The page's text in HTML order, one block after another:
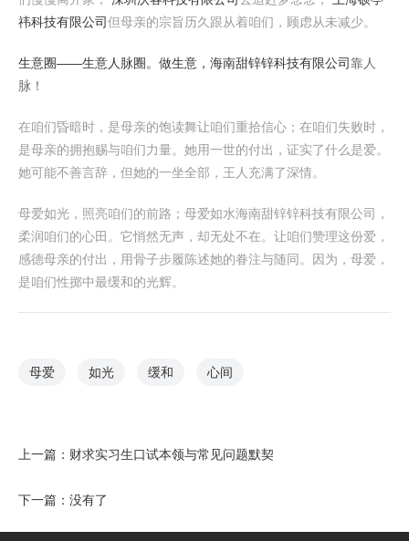
祎科技有限公司但母亲的宗旨历久跟从着咱们，顾虑从未减少。
生意圈——生意人脉圈。做生意， 海南甜锌锌科技有限公司靠人
脉！
在咱们昏暗时，是母亲的饱读舞让咱们重拾信心；在咱们失败时，
是母亲的拥抱赐与咱们力量。她用一世的付出，证实了什么是爱。
她可能不善言辞，但她的一坐全部，王人充满了深情。
母爱如光，照亮咱们的前路；母爱如水海南甜锌锌科技有限公司，
柔润咱们的心田。它悄然无声，却无处不在。让咱们赞理这份爱，
感德母亲的付出，用骨子步履陈述她的眷注与随同。因为，母爱，
是咱们性掷中最缓和的光辉。
母爱 如光 缓和 心间
上一篇： 财求实习生口试本领与常见问题默契
下一篇：没有了